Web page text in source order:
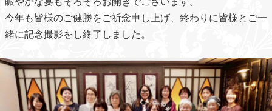
今年も皆様のご健勝をご祈念申し上げ、終わりに皆様とご一
緒に記念撮影をし終了しました。